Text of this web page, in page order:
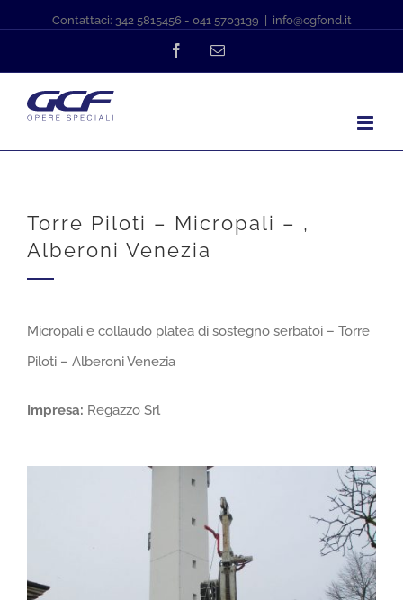
Contattaci: 342 5815456 - 041 5703139 info@cgfond.it
FacebookEmail
Torre Piloti – Micropali – ,
Alberoni Venezia
Micropali e collaudo platea di sostegno serbatoi – Torre
Piloti – Alberoni Venezia
Impresa: Regazzo Srl